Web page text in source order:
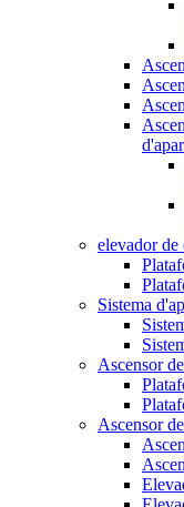
elevador de
Sistema
Ascensor
Ascensor